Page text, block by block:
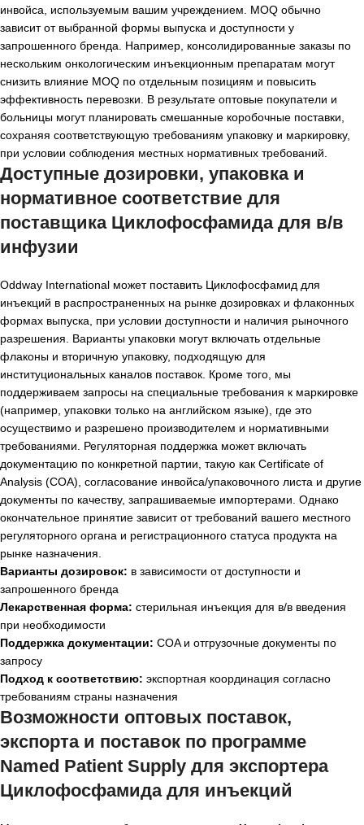
инвойса, используемым вашим учреждением. MOQ обычно
зависит от выбранной формы выпуска и доступности у
запрошенного бренда. Например, консолидированные заказы по
нескольким онкологическим инъекционным препаратам могут
снизить влияние MOQ по отдельным позициям и повысить
эффективность перевозки. В результате оптовые покупатели и
больницы могут планировать смешанные коробочные поставки,
сохраняя соответствующую требованиям упаковку и маркировку,
при условии соблюдения местных нормативных требований.
Доступные дозировки, упаковка и
нормативное соответствие для
поставщика Циклофосфамида для в/в
инфузии
Oddway International может поставить Циклофосфамид для
инъекций в распространенных на рынке дозировках и флаконных
формах выпуска, при условии доступности и наличия рыночного
разрешения. Варианты упаковки могут включать отдельные
флаконы и вторичную упаковку, подходящую для
институциональных каналов поставок. Кроме того, мы
поддерживаем запросы на специальные требования к маркировке
(например, упаковки только на английском языке), где это
осуществимо и разрешено производителем и нормативными
требованиями. Регуляторная поддержка может включать
документацию по конкретной партии, такую как Certificate of
Analysis (COA), согласование инвойса/упаковочного листа и другие
документы по качеству, запрашиваемые импортерами. Однако
окончательное принятие зависит от требований вашего местного
регуляторного органа и регистрационного статуса продукта на
рынке назначения.
Варианты дозировок: в зависимости от доступности и
запрошенного бренда
Лекарственная форма: стерильная инъекция для в/в введения
при необходимости
Поддержка документации: COA и отгрузочные документы по
запросу
Подход к соответствию: экспортная координация согласно
требованиям страны назначения
Возможности оптовых поставок,
экспорта и поставок по программе
Named Patient Supply для экспортера
Циклофосфамида для инъекций